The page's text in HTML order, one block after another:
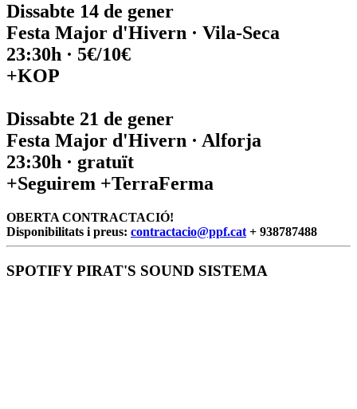
Dissabte 14 de gener
Festa Major d'Hivern · Vila-Seca
23:30h · 5€/10€
+KOP
Dissabte 21 de gener
Festa Major d'Hivern · Alforja
23:30h · gratuït
+Seguirem +TerraFerma
OBERTA CONTRACTACIÓ!
Disponibilitats i preus: contractacio@ppf.cat + 938787488
SPOTIFY PIRAT'S SOUND SISTEMA